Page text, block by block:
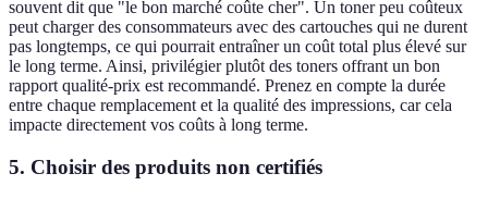
souvent dit que "le bon marché coûte cher". Un toner peu coûteux
peut charger des consommateurs avec des cartouches qui ne durent
pas longtemps, ce qui pourrait entraîner un coût total plus élevé sur
le long terme. Ainsi, privilégier plutôt des toners offrant un bon
rapport qualité-prix est recommandé. Prenez en compte la durée
entre chaque remplacement et la qualité des impressions, car cela
impacte directement vos coûts à long terme.
5. Choisir des produits non certifiés